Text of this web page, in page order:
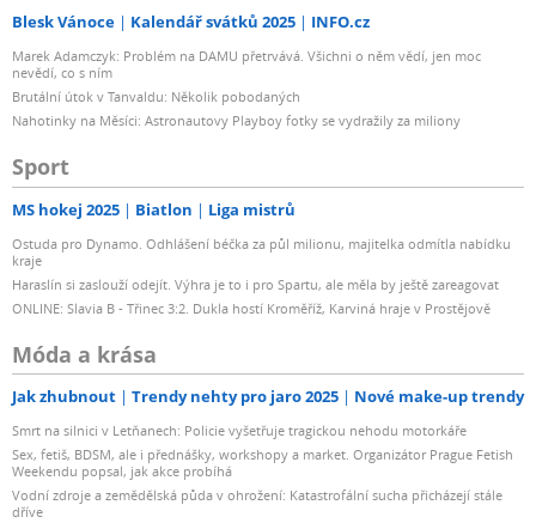
Blesk Vánoce Kalendář svátků 2025 INFO.cz
Marek Adamczyk: Problém na DAMU přetrvává. Všichni o něm vědí, jen moc
nevědí, co s ním
Brutální útok v Tanvaldu: Několik pobodaných
Nahotinky na Měsíci: Astronautovy Playboy fotky se vydražily za miliony
Sport
MS hokej 2025 Biatlon Liga mistrů
Ostuda pro Dynamo. Odhlášení béčka za půl milionu, majitelka odmítla nabídku
kraje
Haraslín si zaslouží odejít. Výhra je to i pro Spartu, ale měla by ještě zareagovat
ONLINE: Slavia B - Třinec 3:2. Dukla hostí Kroměříž, Karviná hraje v Prostějově
Móda a krása
Jak zhubnout Trendy nehty pro jaro 2025 Nové make-up trendy
Smrt na silnici v Letňanech: Policie vyšetřuje tragickou nehodu motorkáře
Sex, fetiš, BDSM, ale i přednášky, workshopy a market. Organizátor Prague Fetish
Weekendu popsal, jak akce probíhá
Vodní zdroje a zemědělská půda v ohrožení: Katastrofální sucha přicházejí stále
dříve